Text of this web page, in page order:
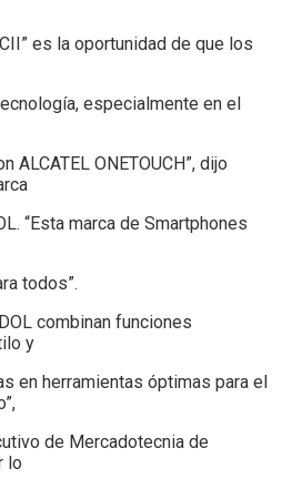
es la oportunidad de que los
especialmente en el
ALCATEL ONETOUCH”, dijo
“Esta marca de Smartphones
todos”.
combinan funciones
y
en herramientas óptimas para el
de Mercadotecnia de
lo